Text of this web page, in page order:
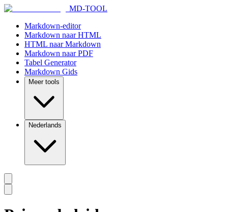
MD-TOOL
Markdown-editor
Markdown naar HTML
HTML naar Markdown
Markdown naar PDF
Tabel Generator
Markdown Gids
Meer tools
Nederlands